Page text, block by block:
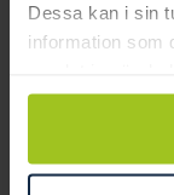
Dessa kan i sin
information som
Halmstad
Haninge
Helsingborg
Jönköping